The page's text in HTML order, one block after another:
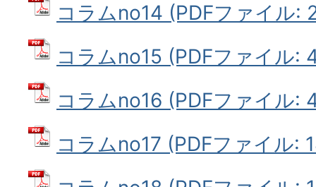
コラムno14 (PDFファイル:
コラムno15 (PDFファイル:
コラムno16 (PDFファイル:
コラムno17 (PDFファイル: